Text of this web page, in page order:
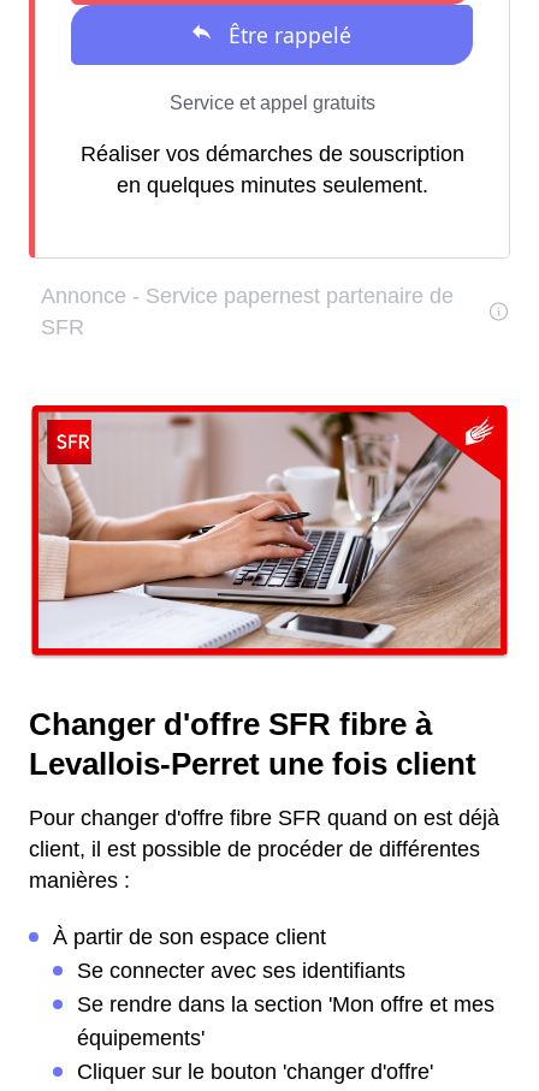
Réaliser vos démarches de souscription
en quelques minutes seulement.
Changer d'offre SFR fibre à
Levallois-Perret une fois client
Pour changer d'offre fibre SFR quand on est déjà
client, il est possible de procéder de différentes
manières :
À partir de son espace client
Se connecter avec ses identifiants
Se rendre dans la section 'Mon offre et mes
équipements'
Cliquer sur le bouton 'changer d'offre'